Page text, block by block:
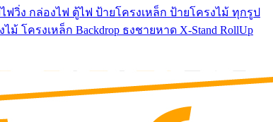
วิ่ง กล่องไฟ ตู้ไฟ ป้ายโครงเหล็ก ป้ายโครงไม้ ทุกรูป
ครงเหล็ก Backdrop ธงชายหาด X-Stand RollUp